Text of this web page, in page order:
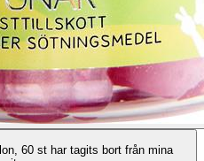
60 st har tagits bort från mina